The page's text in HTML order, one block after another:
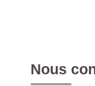
Nous